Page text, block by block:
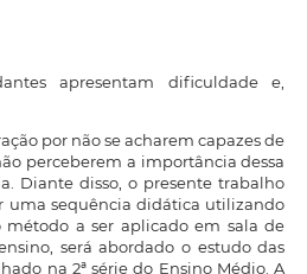
apresentam dificuldade e,
por não se acharem capazes de
perceberem a importância dessa
Diante disso, o presente trabalho
uma sequência didática utilizando
método a ser aplicado em sala de
será abordado o estudo das
na 2ª série do Ensino Médio. A